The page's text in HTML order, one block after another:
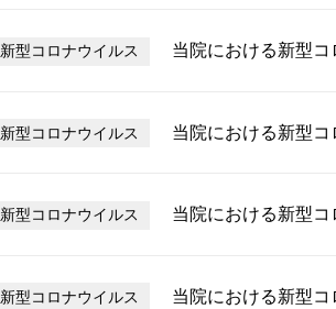
新型コロナウイルス 当院における新型コ
新型コロナウイルス 当院における新型コ
新型コロナウイルス 当院における新型コ
新型コロナウイルス 当院における新型コ